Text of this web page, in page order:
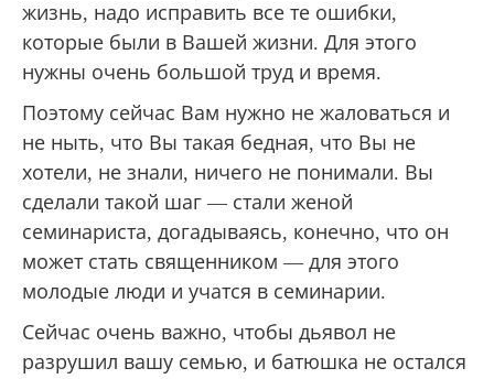
жизнь, надо исправить все те ошибки,
которые были в Вашей жизни. Для этого
нужны очень большой труд и время.
Поэтому сейчас Вам нужно не жаловаться и
не ныть, что Вы такая бедная, что Вы не
хотели, не знали, ничего не понимали. Вы
сделали такой шаг — стали женой
семинариста, догадываясь, конечно, что он
может стать священником — для этого
молодые люди и учатся в семинарии.
Сейчас очень важно, чтобы дьявол не
разрушил вашу семью, и батюшка не остался